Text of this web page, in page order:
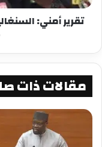
مقالات ذات